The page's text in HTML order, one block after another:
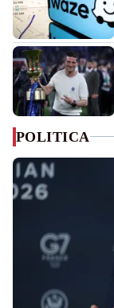
POLITICA